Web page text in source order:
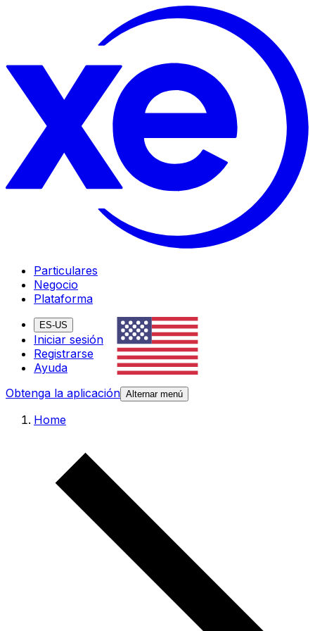
Particulares
Negocio
Plataforma
ES-US
Iniciar sesión
Registrarse
Ayuda
Obtenga la aplicación Alternar menú
Home